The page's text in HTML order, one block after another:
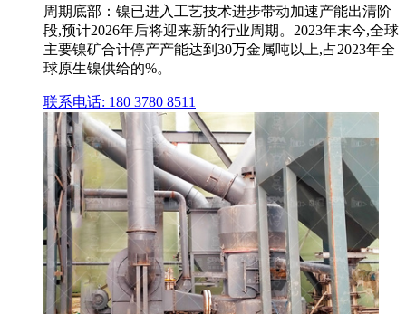
周期底部：镍已进入工艺技术进步带动加速产能出清阶
段,预计2026年后将迎来新的行业周期。2023年末今,全球
主要镍矿合计停产产能达到30万金属吨以上,占2023年全
球原生镍供给的%。
联系电话: 180 3780 8511